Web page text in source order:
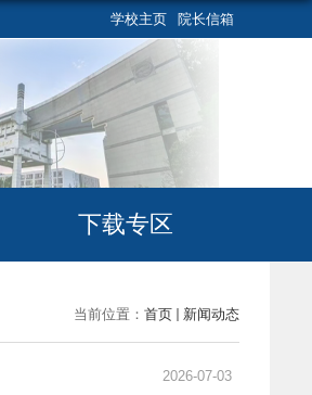
学校主页 院长信箱
下载专区
当前位置： 首页 新闻动态
2026-07-03